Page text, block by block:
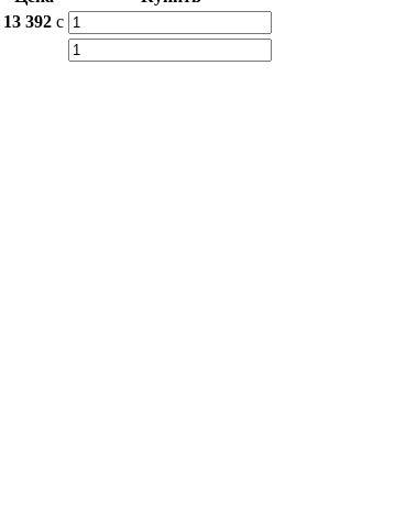
13 392 c